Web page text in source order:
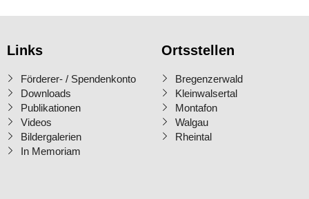
Links
Förderer- / Spendenkonto
Downloads
Publikationen
Videos
Bildergalerien
In Memoriam
Ortsstellen
Bregenzerwald
Kleinwalsertal
Montafon
Walgau
Rheintal